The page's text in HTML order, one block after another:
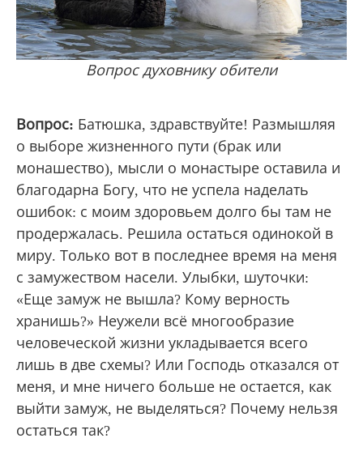
Вопрос духовнику обители
Вопрос: Батюшка, здравствуйте! Размышляя
о выборе жизненного пути (брак или
монашество), мысли о монастыре оставила и
благодарна Богу, что не успела наделать
ошибок: с моим здоровьем долго бы там не
продержалась. Решила остаться одинокой в
миру. Только вот в последнее время на меня
с замужеством насели. Улыбки, шуточки:
«Еще замуж не вышла? Кому верность
хранишь?» Неужели всё многообразие
человеческой жизни укладывается всего
лишь в две схемы? Или Господь отказался от
меня, и мне ничего больше не остается, как
выйти замуж, не выделяться? Почему нельзя
остаться так?